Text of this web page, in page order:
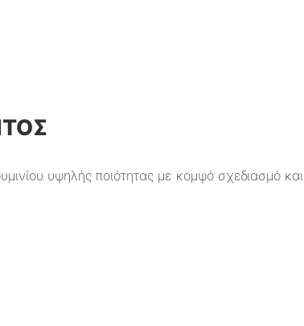
υψηλής ποιότητας με κομψό σχεδιασμό και